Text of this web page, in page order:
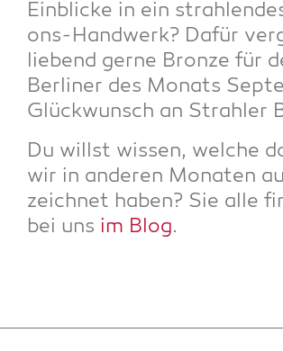
Ein­bli­cke in ein
ons-Hand­werk? Dafür
lie­bend ger­ne Bron­ze für
Ber­li­ner des Monats
Glück­wunsch an Strah­ler
Du willst wis­sen, wel­che
wir in ande­ren Mona­ten
zeich­net haben? Sie alle
bei uns im Blog.